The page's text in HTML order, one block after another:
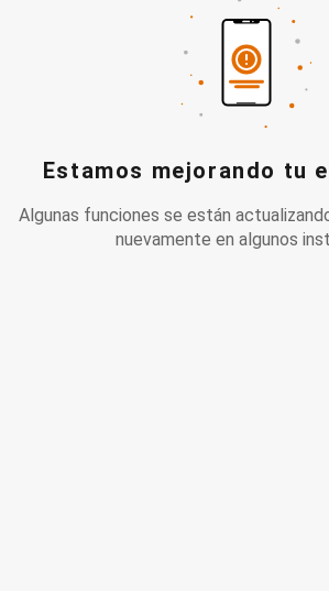
Estamos mejorando tu
Algunas funciones se están
nuevamente en algunos